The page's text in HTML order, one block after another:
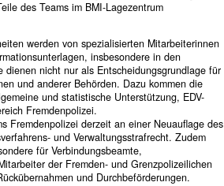
des Teams im BMI-Lagezentrum
werden von spezialisierten Mitarbeiterinnen
insbesondere in den
nicht nur als Entscheidungsgrundlage für
und anderer Behörden. Dazu kommen die
und statistische Unterstützung, EDV-
Fremdenpolizei.
Fremdenpolizei derzeit an einer Neuauflage des
und Verwaltungsstrafrecht. Zudem
für Verbindungsbeamte,
der Fremden- und Grenzpolizeilichen
und Durchbeförderungen.